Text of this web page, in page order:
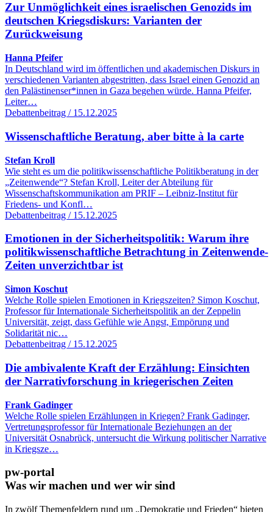
Zur Unmöglichkeit eines israelischen Genozids im
deutschen Kriegsdiskurs: Varianten der
Zurückweisung
Hanna Pfeifer
In Deutschland wird im öffentlichen und akademischen Diskurs in
verschiedenen Varianten abgestritten, dass Israel einen Genozid an
den Palästinenser*innen in Gaza begehen würde. Hanna Pfeifer,
Leiter…
Debattenbeitrag / 15.12.2025
Wissenschaftliche Beratung, aber bitte à la carte
Stefan Kroll
Wie steht es um die politikwissenschaftliche Politikberatung in der
„Zeitenwende“? Stefan Kroll, Leiter der Abteilung für
Wissenschaftskommunikation am PRIF – Leibniz-Institut für
Friedens- und Konfl…
Debattenbeitrag / 15.12.2025
Emotionen in der Sicherheitspolitik: Warum ihre
politikwissenschaftliche Betrachtung in Zeitenwende-
Zeiten unverzichtbar ist
Simon Koschut
Welche Rolle spielen Emotionen in Kriegszeiten? Simon Koschut,
Professor für Internationale Sicherheitspolitik an der Zeppelin
Universität, zeigt, dass Gefühle wie Angst, Empörung und
Solidarität nic…
Debattenbeitrag / 15.12.2025
Die ambivalente Kraft der Erzählung: Einsichten
der Narrativforschung in kriegerischen Zeiten
Frank Gadinger
Welche Rolle spielen Erzählungen in Kriegen? Frank Gadinger,
Vertretungsprofessor für Internationale Beziehungen an der
Universität Osnabrück, untersucht die Wirkung politischer Narrative
in Kriegsze…
pw-portal
Was wir machen und wer wir sind
In zwölf Themenfeldern rund um „Demokratie und Frieden“ bieten